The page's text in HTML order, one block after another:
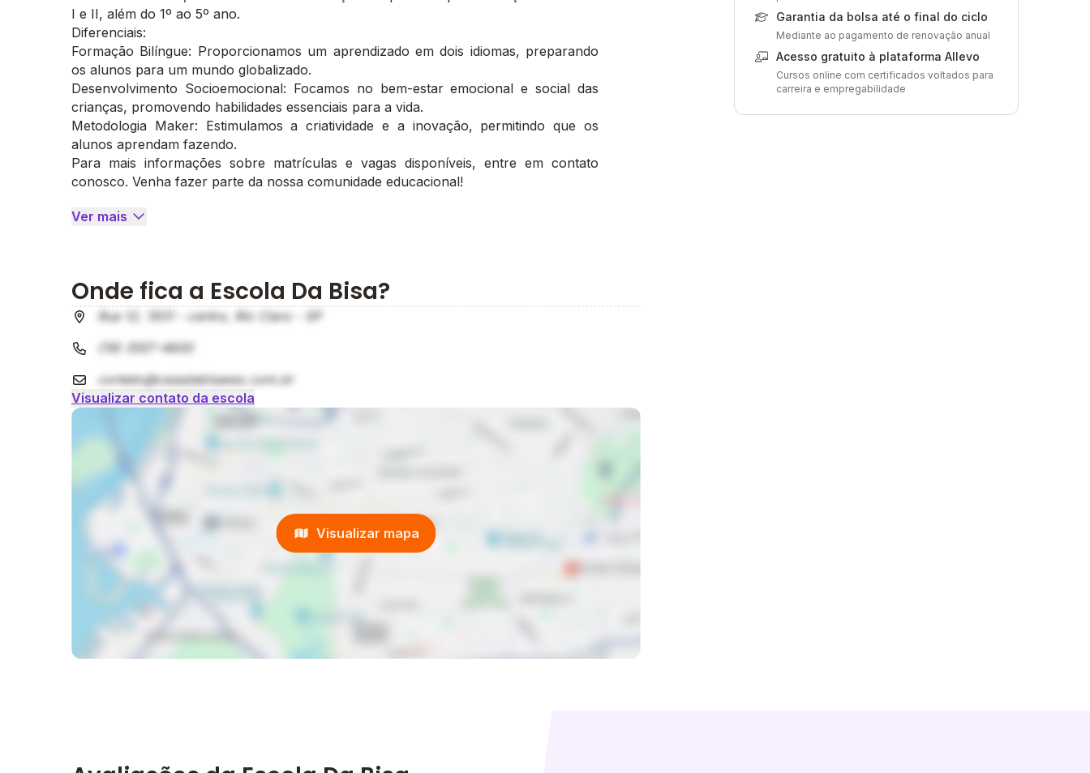
Garantia da bolsa até o final do ciclo
Mediante ao pagamento de renovação anual
Acesso gratuito à plataforma Allevo
Cursos online com certificados voltados para
carreira e empregabilidade
I e II, além do 1º ao 5º ano.
Diferenciais:
Formação Bilíngue: Proporcionamos um aprendizado em dois idiomas, preparando
os alunos para um mundo globalizado.
Desenvolvimento Socioemocional: Focamos no bem-estar emocional e social das
crianças, promovendo habilidades essenciais para a vida.
Metodologia Maker: Estimulamos a criatividade e a inovação, permitindo que os
alunos aprendam fazendo.
Para mais informações sobre matrículas e vagas disponíveis, entre em contato
conosco. Venha fazer parte da nossa comunidade educacional!
Ver mais
Onde fica a Escola Da Bisa?
Rua 12, 1931 - centro, Rio Claro - SP
(19) 3557-4600
contato@casadabisaesc.com.br
Visualizar contato da escola
Visualizar mapa